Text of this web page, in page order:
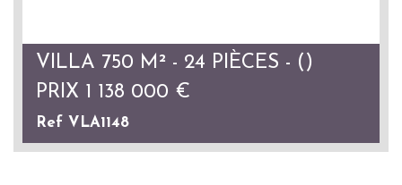
VILLA 750 M² - 24 PIÈCES - ()
PRIX 1 138 000 €
Ref VLA1148